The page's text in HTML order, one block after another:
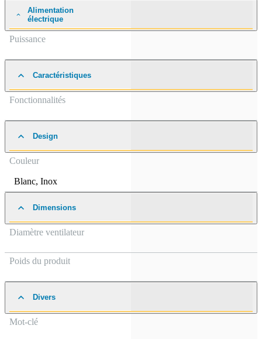
Alimentation
électrique
Puissance
Caractéristiques
Fonctionnalités
Design
Couleur
Blanc, Inox
Dimensions
Diamètre ventilateur
Poids du produit
Divers
Mot-clé